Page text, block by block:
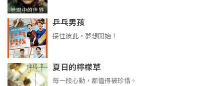
乒乓男孩
接住彼此，夢想開始！
夏日的檸檬草
每一段心動，都值得被珍惜。